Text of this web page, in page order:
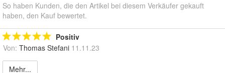
So haben Kunden, die den Artikel bei diesem Verkäufer gekauft
haben, den Kauf bewertet.
Positiv
Von: Thomas Stefani 11.11.23
Mehr...